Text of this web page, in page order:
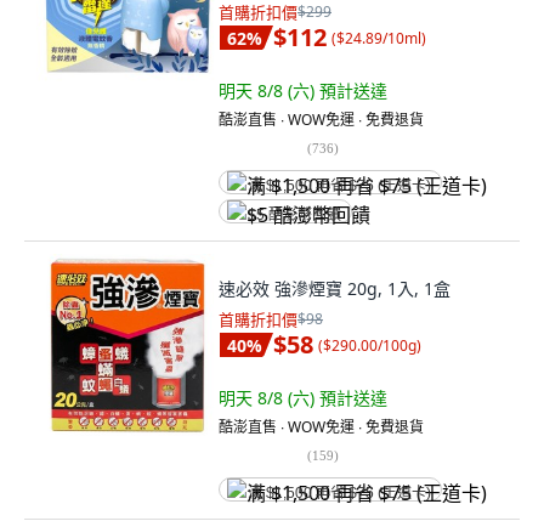
首購折扣價$299
62% $112 ($24.89/10ml)
明天 8/8 (六) 預計送達
酷澎直售 ∙ WOW免運 ∙ 免費退貨
(736)
满 $1,500 再省 $75 (王道卡)
$5 酷澎幣回饋
速必效 強滲煙寶 20g, 1入, 1盒
首購折扣價$98
40% $58 ($290.00/100g)
明天 8/8 (六) 預計送達
酷澎直售 ∙ WOW免運 ∙ 免費退貨
(159)
满 $1,500 再省 $75 (王道卡)